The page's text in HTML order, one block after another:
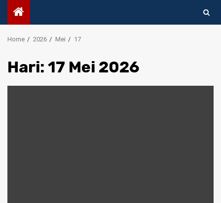
Home 2026 Mei 17
Hari: 17 Mei 2026